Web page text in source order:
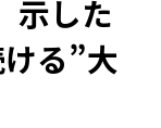
示した
る”大